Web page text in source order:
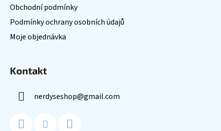
Obchodní podmínky
Podmínky ochrany osobních údajů
Moje objednávka
Kontakt
nerdyseshop@gmail.com